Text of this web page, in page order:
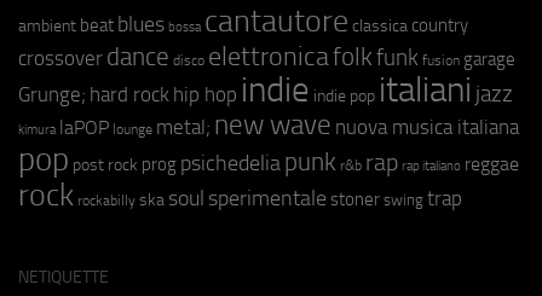
ambient beat blues bossa cantautore classica country
crossover dance disco elettronicafolkfunk fusion garage
Grunge; hard rock hip hop indie indie pop italiani jazz
kimura laPOP lounge metal; new wave nuova musica italiana
pop post rock prog psichedeliapunk r&b rap rap italiano reggae
rock rockabilly ska soul sperimentale stoner swing trap
NETIQUETTE